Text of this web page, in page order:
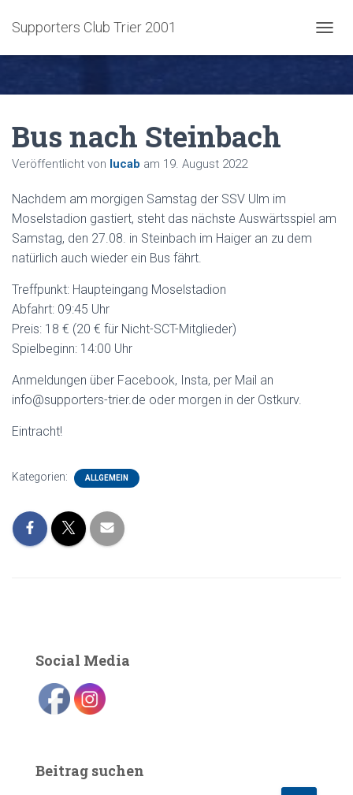
Supporters Club Trier 2001
Bus nach Steinbach
Veröffentlicht von lucab am 19. August 2022
Nachdem am morgigen Samstag der SSV Ulm im
Moselstadion gastiert, steht das nächste Auswärtsspiel am
Samstag, den 27.08. in Steinbach im Haiger an zu dem
natürlich auch wieder ein Bus fährt.
Treffpunkt: Haupteingang Moselstadion
Abfahrt: 09:45 Uhr
Preis: 18 € (20 € für Nicht-SCT-Mitglieder)
Spielbeginn: 14:00 Uhr
Anmeldungen über Facebook, Insta, per Mail an
info@supporters-trier.de oder morgen in der Ostkurv.
Eintracht!
Kategorien: ALLGEMEIN
Social Media
Beitrag suchen